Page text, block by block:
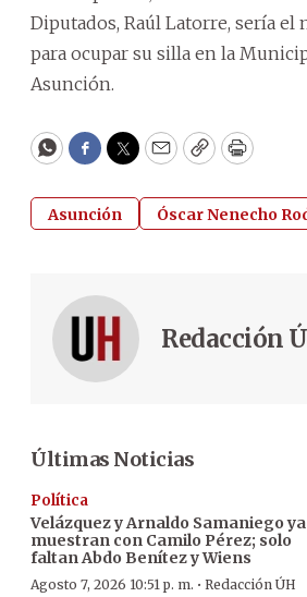
Diputados, Raúl Latorre, sería el
para ocupar su silla en la
Asunción.
WhatsApp
Facebook
Twitter
EmailCopyPrint
Asunción Óscar Nenecho
Redacción
Últimas Noticias
Política
Velázquez y Arnaldo Samaniego
muestran con Camilo Pérez; solo
faltan Abdo Benítez y Wiens
Agosto 7, 2026 10:51 p. m. · Redacción ÚH